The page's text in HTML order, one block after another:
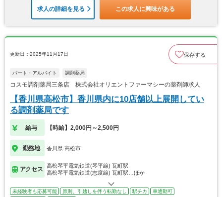
求人の詳細を見る この求人に興味がある
更新日：2025年11月17日 保存する
パート・アルバイト 調剤薬局
コスモ調剤薬局三条店 株式会社オリエントファーマシーの薬剤師求人
【香川県高松市】香川県内に10店舗以上展開してい
る調剤薬局です
給与 【時給】2,000円～2,500円
勤務地 香川県 高松市
アクセス
高松琴平電気鉄道(琴平線) 瓦町駅
高松琴平電気鉄道(志度線) 瓦町駅…ほか
未経験者も応募可能 原則、引越しを伴う転勤なし 駅チカ
車通勤可